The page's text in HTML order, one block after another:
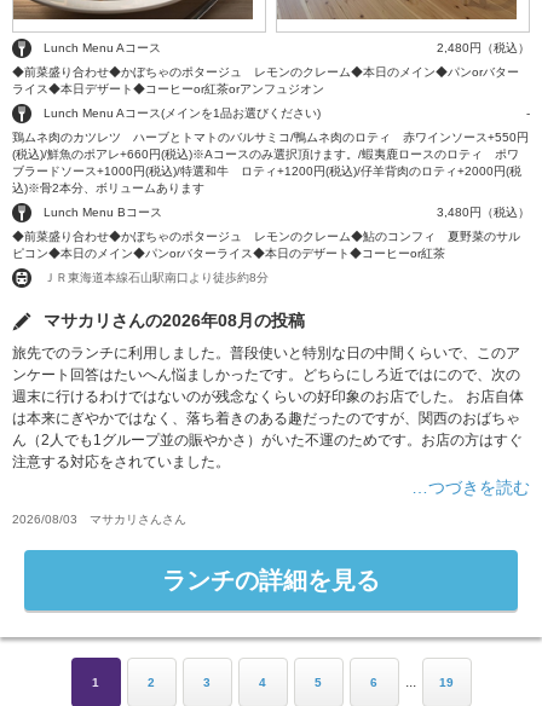
Lunch Menu Aコース
2,480円（税込）
◆前菜盛り合わせ◆かぼちゃのポタージュ レモンのクレーム◆本日のメイン◆パンorバター
ライス◆本日デザート◆コーヒーor紅茶orアンフュジオン
Lunch Menu Aコース(メインを1品お選びください)
-
鶏ムネ肉のカツレツ ハーブとトマトのバルサミコ/鴨ムネ肉のロティ 赤ワインソース+550円
(税込)/鮮魚のポアレ+660円(税込)※Aコースのみ選択頂けます。/蝦夷鹿ロースのロティ ポワ
ブラードソース+1000円(税込)/特選和牛 ロティ+1200円(税込)/仔羊背肉のロティ+2000円(税
込)※骨2本分、ボリュームあります
Lunch Menu Bコース
3,480円（税込）
◆前菜盛り合わせ◆かぼちゃのポタージュ レモンのクレーム◆鮎のコンフィ 夏野菜のサル
ピコン◆本日のメイン◆パンorバターライス◆本日のデザート◆コーヒーor紅茶
ＪＲ東海道本線石山駅南口より徒歩約8分
マサカリさんの2026年08月の投稿
旅先でのランチに利用しました。普段使いと特別な日の中間くらいで、このア
ンケート回答はたいへん悩ましかったです。どちらにしろ近ではにので、次の
週末に行けるわけではないのが残念なくらいの好印象のお店でした。 お店自体
は本来にぎやかではなく、落ち着きのある趣だったのですが、関西のおばちゃ
ん（2人でも1グループ並の賑やかさ）がいた不運のためです。お店の方はすぐ
注意する対応をされていました。
…つづきを読む
2026/08/03 マサカリさん さん
ランチの詳細を見る
1 2 3 4 5 6 ... 19